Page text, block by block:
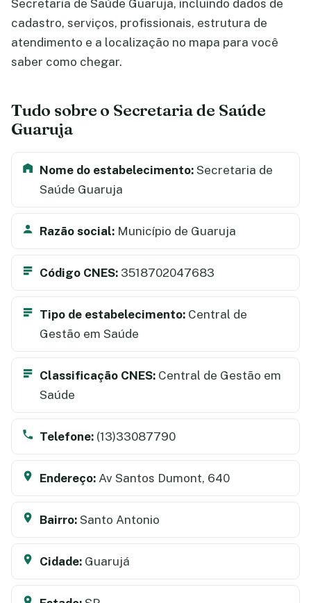
Secretaria de Saúde Guaruja, incluindo dados de
cadastro, serviços, profissionais, estrutura de
atendimento e a localização no mapa para você
saber como chegar.
Tudo sobre o Secretaria de Saúde
Guaruja
Nome do estabelecimento: Secretaria de
Saúde Guaruja
Razão social: Município de Guaruja
Código CNES: 3518702047683
Tipo de estabelecimento: Central de
Gestão em Saúde
Classificação CNES: Central de Gestão em
Saúde
Telefone: (13)33087790
Endereço: Av Santos Dumont, 640
Bairro: Santo Antonio
Cidade: Guarujá